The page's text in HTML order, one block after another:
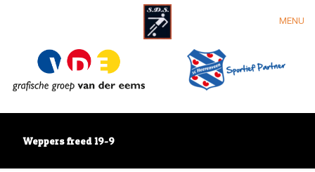
MENU
Weppers freed 19-9